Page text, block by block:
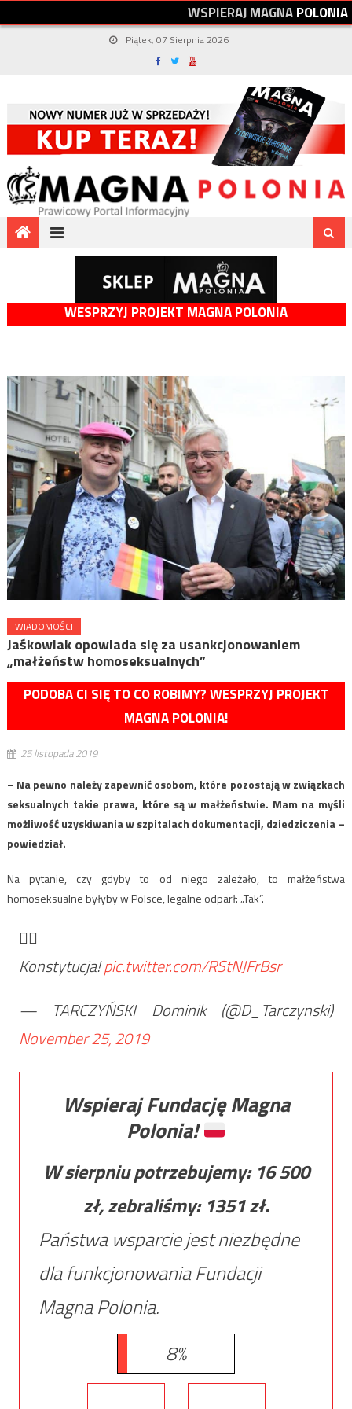
WSPIERAJMAGNAPOLONIA
Piątek, 07 Sierpnia 2026
WESPRZYJ PROJEKT MAGNA POLONIA
WIADOMOŚCI
Jaśkowiak opowiada się za usankcjonowaniem
„małżeństw homoseksualnych”
PODOBA CI SIĘ TO CO ROBIMY? WESPRZYJ PROJEKT
MAGNA POLONIA!
25 listopada 2019
– Na pewno należy zapewnić osobom, które pozostają w związkach
seksualnych takie prawa, które są w małżeństwie. Mam na myśli
możliwość uzyskiwania w szpitalach dokumentacji, dziedziczenia –
powiedział.
Na pytanie, czy gdyby to od niego zależało, to małżeństwa
homoseksualne byłyby w Polsce, legalne odparł: „Tak”.
🤦‍♂️
Konstytucja!pic.twitter.com/RStNJFrBsr
— TARCZYŃSKI Dominik (@D_Tarczynski)
November 25, 2019
Wspieraj Fundację Magna
Polonia!
W sierpniu potrzebujemy: 16 500
zł, zebraliśmy: 1351zł.
Państwa wsparcie jest niezbędne
dla funkcjonowania Fundacji
Magna Polonia.
8%